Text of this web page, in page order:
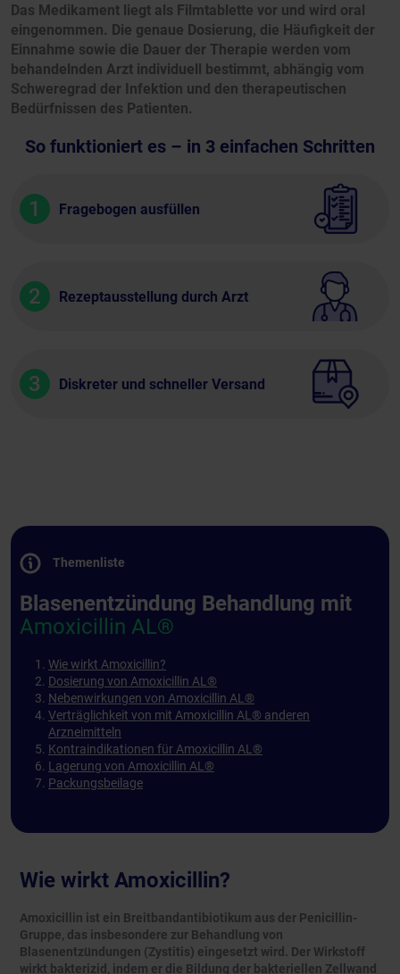
Das Medikament liegt als Filmtablette vor und wird oral
eingenommen. Die genaue Dosierung, die Häufigkeit der
Einnahme sowie die Dauer der Therapie werden vom
behandelnden Arzt individuell bestimmt, abhängig vom
Schweregrad der Infektion und den therapeutischen
Bedürfnissen des Patienten.
So funktioniert es – in 3 einfachen Schritten
1 Fragebogen ausfüllen
2 Rezeptausstellung durch Arzt
3 Diskreter und schneller Versand
Wie wirkt Amoxicillin?
Amoxicillin ist ein Breitbandantibiotikum aus der Penicillin-
Gruppe, das insbesondere zur Behandlung von
Blasenentzündungen (Zystitis) eingesetzt wird. Der Wirkstoff
wirkt bakterizid, indem er die Bildung der bakteriellen Zellwand
Themenliste
Blasenentzündung Behandlung mit
Amoxicillin AL®
Wie wirkt Amoxicillin?
Dosierung von Amoxicillin AL®
Nebenwirkungen von Amoxicillin AL®
Verträglichkeit von mit Amoxicillin AL® anderen
Arzneimitteln
Kontraindikationen für Amoxicillin AL®
Lagerung von Amoxicillin AL®
Packungsbeilage